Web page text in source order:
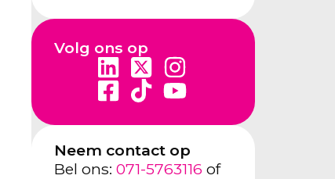
Volg ons op
Neem contact op
Bel ons: 071-5763116 of